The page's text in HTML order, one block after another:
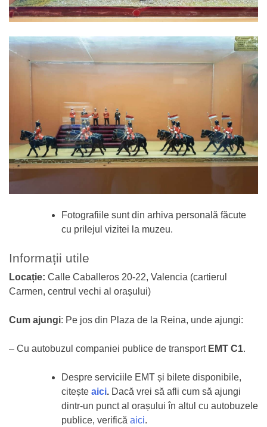
Fotografiile sunt din arhiva personală făcute
cu prilejul vizitei la muzeu.
Informații utile
Locație: Calle Caballeros 20-22, Valencia (cartierul
Carmen, centrul vechi al orașului)
Cum ajungi: Pe jos din Plaza de la Reina, unde ajungi:
– Cu autobuzul companiei publice de transport EMT C1.
Despre serviciile EMT și bilete disponibile,
citește aici. Dacă vrei să afli cum să ajungi
dintr-un punct al orașului în altul cu autobuzele
publice, verifică aici.